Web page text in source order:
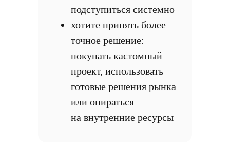
подступиться системно
хотите принять более
точное решение:
покупать кастомный
проект, использовать
готовые решения рынка
или опираться
на внутренние ресурсы